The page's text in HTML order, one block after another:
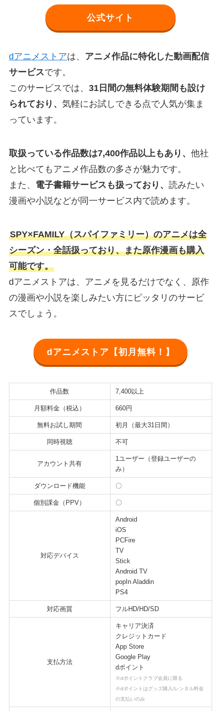
公式サイト
dアニメストアは、 アニメ作品に特化した動画配信
サービスです。
このサービスでは、 31日間の無料体験期間も設け
られており、 気軽にお試しできる点で人気が集ま
っています。
取扱っている作品数は7,400作品以上もあり、 他社
と比べてもアニメ作品数の多さが魅力です。
また、 電子書籍サービスも扱っており、 読みたい
漫画や小説などが同一サービス内で読めます。
SPY×FAMILY（スパイファミリー）のアニメは全
シーズン・全話扱っており、また原作漫画も購入
可能です。
dアニメストアは、アニメを見るだけでなく、原作
の漫画や小説を楽しみたい方にピッタリのサービ
スでしょう。
dアニメストア【初月無料！】
作品数 7,400以上
月額料金（税込） 660円
無料お試し期間 初月（最大31日間）
同時視聴 不可
アカウント共有
1ユーザー（登録ユーザーの
み）
ダウンロード機能 〇
個別課金（PPV） 〇
対応デバイス
Android
iOS
PCFire
TV
Stick
Android TV
popIn Aladdin
PS4
対応画質 フルHD/HD/SD
支払方法
キャリア決済
クレジットカード
App Store
Google Play
dポイント
※dポイントクラブ会員に限る
※dポイントはグッズ購入/レンタル料金
の支払いのみ